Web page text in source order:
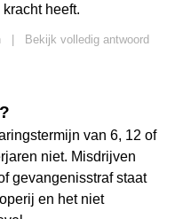
heeft.
Bekijk volledig antwoord
van 6, 12 of
niet. Misdrijven
gevangenisstraf staat
en het niet